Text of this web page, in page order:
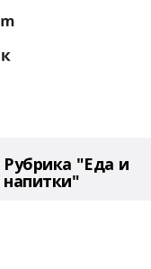
Рубрика "Еда и
напитки"